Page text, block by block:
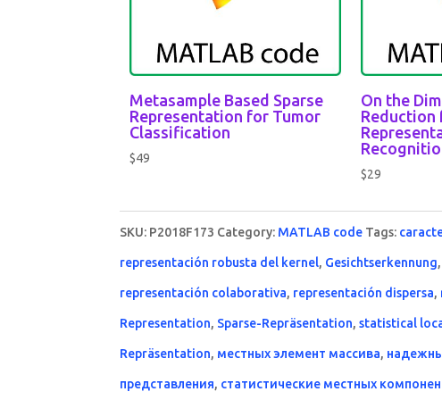
Metasample Based Sparse
Representation for Tumor
Classification
$49
On the
Reduction
$29
SKU: P2018F173 Category: MATLAB code Tags:
representación robusta del kernel, Gesichtserkennung,
representación colaborativa, representación dispersa,
Representation, Sparse-Repräsentation,statistical
Repräsentation, местных элемент массива,
представления, статистические местных